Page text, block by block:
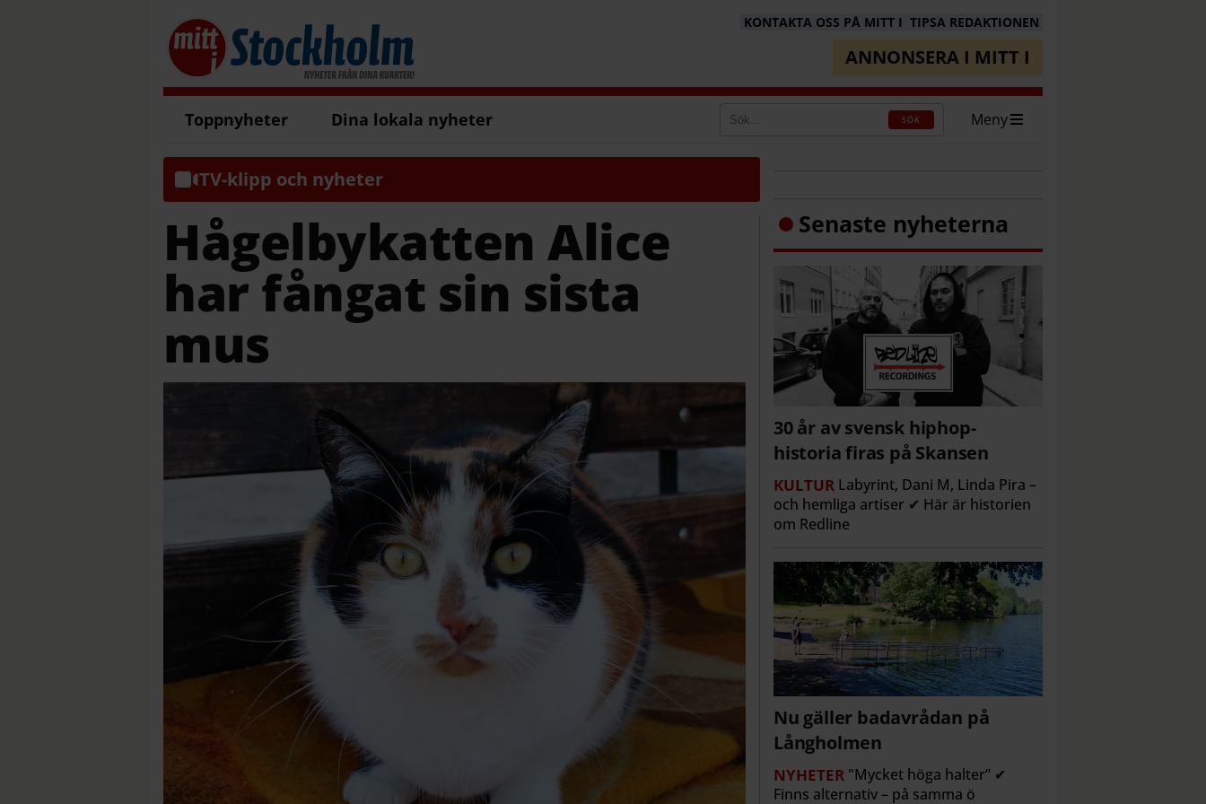
KONTAKTA OSS PÅ MITT I TIPSA REDAKTIONEN
ANNONSERA I MITT I
Toppnyheter Dina lokala nyheter SÖK Meny
TV-klipp och nyheter
Hågelbykatten Alice
har fångat sin sista
mus
Senaste nyheterna
30 år av svensk hiphop-
historia firas på Skansen
KULTUR Labyrint, Dani M, Linda Pira –
och hemliga artiser ✔ Här är historien
om Redline
Nu gäller badavrådan på
Långholmen
NYHETER "Mycket höga halter” ✔
Finns alternativ – på samma ö